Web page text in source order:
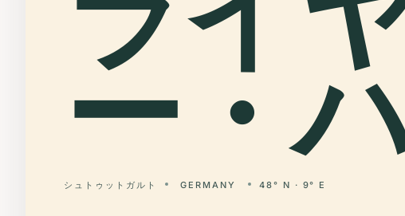
ー・
シュトゥットガルト GERMANY 48° N · 9° E